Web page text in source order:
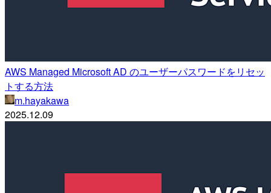
AWS Managed Microsoft AD のユーザーパスワードをリセッ
トする方法
m.hayakawa
2025.12.09